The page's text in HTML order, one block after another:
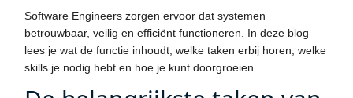
Software Engineers zorgen ervoor dat systemen
betrouwbaar, veilig en efficiënt functioneren. In deze blog
lees je wat de functie inhoudt, welke taken erbij horen, welke
skills je nodig hebt en hoe je kunt doorgroeien.